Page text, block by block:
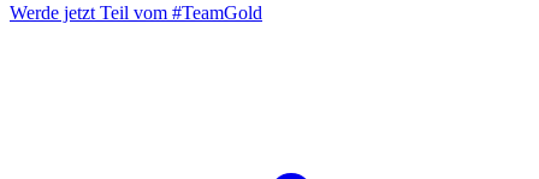
Werde jetzt Teil vom #TeamGold